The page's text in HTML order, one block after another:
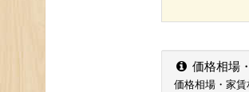
価格相場
価格相場・家